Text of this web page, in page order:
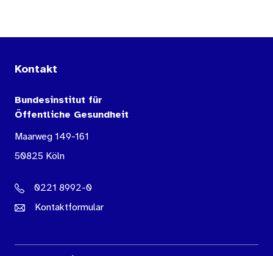
Kontakt
Bundesinstitut für
Öffentliche Gesundheit
Maarweg 149-161
50825 Köln
0221 8992-0
Kontaktformular